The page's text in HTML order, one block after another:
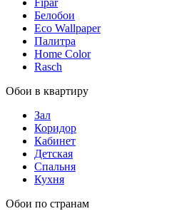
Fipar
Белобои
Eco Wallpaper
Палитра
Home Color
Rasch
Обои в квартиру
Зал
Коридор
Кабинет
Детская
Спальня
Кухня
Обои по странам